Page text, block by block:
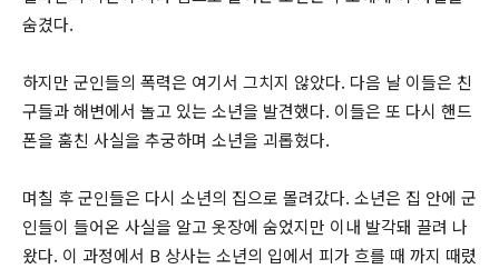
숨겼다.
하지만 군인들의 폭력은 여기서 그치지 않았다. 다음 날 이들은 친
구들과 해변에서 놀고 있는 소년을 발견했다. 이들은 또 다시 핸드
폰을 훔친 사실을 추궁하며 소년을 괴롭혔다.
며칠 후 군인들은 다시 소년의 집으로 몰려갔다. 소년은 집 안에 군
인들이 들어온 사실을 알고 옷장에 숨었지만 이내 발각돼 끌려 나
왔다. 이 과정에서 B 상사는 소년의 입에서 피가 흐를 때 까지 때렸